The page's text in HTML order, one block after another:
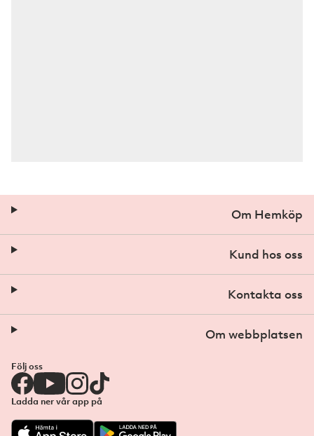
Om Hemköp
Kund hos oss
Kontakta oss
Om webbplatsen
Följ oss
Ladda ner vår app på